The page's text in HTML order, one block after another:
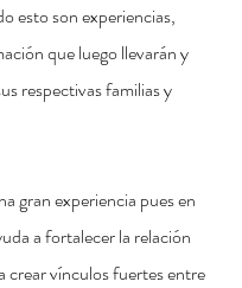
esto son experiencias,
que luego llevarán y
respectivas familias y
gran experiencia pues en
a fortalecer la relación
crear vínculos fuertes entre